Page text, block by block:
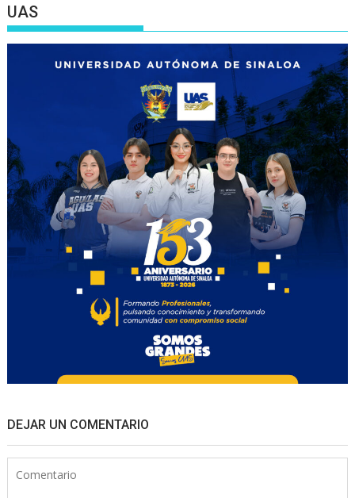
UAS
DEJAR UN COMENTARIO